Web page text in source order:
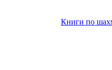
Книги по